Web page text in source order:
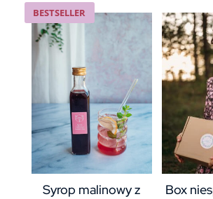
BESTSELLER
Syrop malinowy z
Box